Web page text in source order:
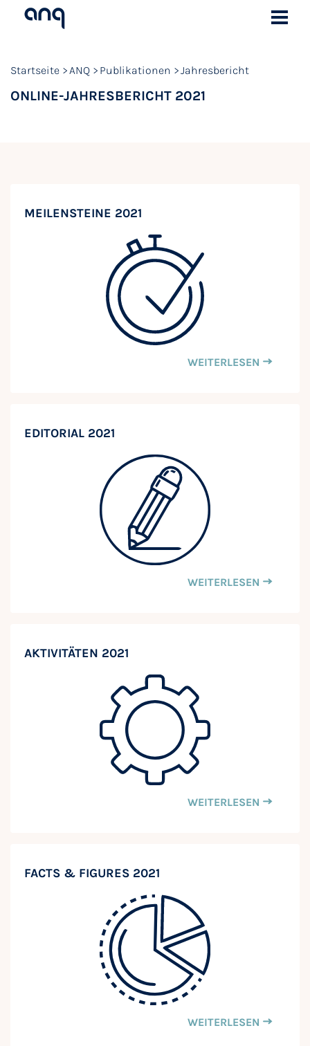
Startseite ANQ Publikationen Jahresbericht
ONLINE-JAHRESBERICHT 2021
MEILENSTEINE 2021
WEITERLESEN
EDITORIAL 2021
WEITERLESEN
AKTIVITÄTEN 2021
WEITERLESEN
FACTS & FIGURES 2021
WEITERLESEN